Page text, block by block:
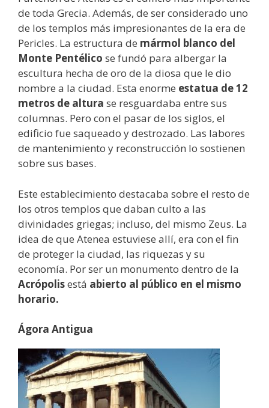
de toda Grecia. Además, de ser considerado uno
de los templos más impresionantes de la era de
Pericles. La estructura de mármol blanco del
Monte Pentélico se fundó para albergar la
escultura hecha de oro de la diosa que le dio
nombre a la ciudad. Esta enorme estatua de 12
metros de altura se resguardaba entre sus
columnas. Pero con el pasar de los siglos, el
edificio fue saqueado y destrozado. Las labores
de mantenimiento y reconstrucción lo sostienen
sobre sus bases.
Este establecimiento destacaba sobre el resto de
los otros templos que daban culto a las
divinidades griegas; incluso, del mismo Zeus. La
idea de que Atenea estuviese allí, era con el fin
de proteger la ciudad, las riquezas y su
economía. Por ser un monumento dentro de la
Acrópolisestá abierto al público en el mismo
horario.
Ágora Antigua